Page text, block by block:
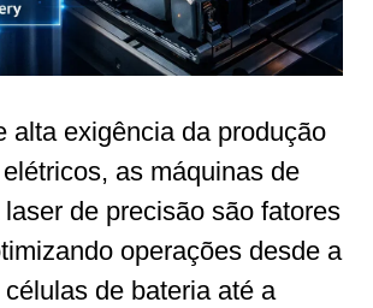
alta exigência da produção
as máquinas de
de precisão são fatores
operações desde a
de bateria até a